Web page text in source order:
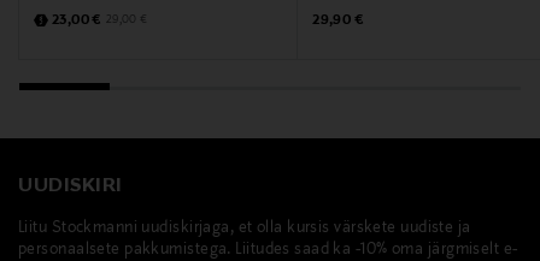
Discounted Price
23,00 € Original Price
29,00 €
Original Price
29,90 €
UUDISKIRI
Liitu Stockmanni uudiskirjaga, et olla kursis värskete uudiste ja
personaalsete pakkumistega. Liitudes saad ka -10% oma järgmiselt e-